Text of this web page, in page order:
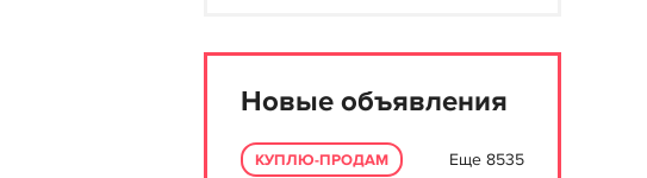
Новые объявления
КУПЛЮ-ПРОДАМ Еще 8535